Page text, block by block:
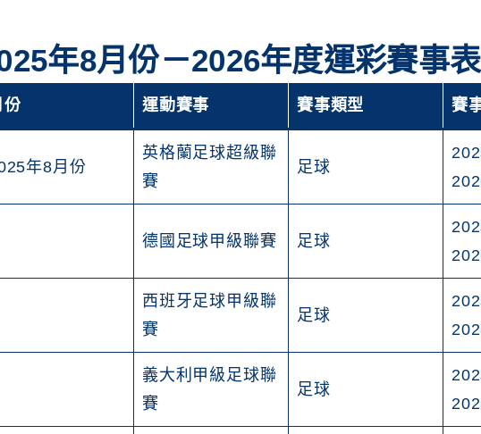
年8月份－2026年度運彩賽事表
份 運動賽事 賽事類型 賽
年8月份
英格蘭足球超級聯
賽
足球
德國足球甲級聯賽 足球
西班牙足球甲級聯
賽
足球
義大利甲級足球聯
賽
足球